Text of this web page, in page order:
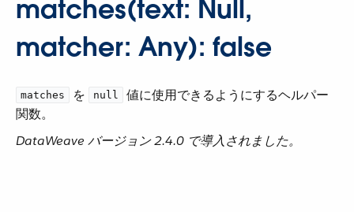
matches(text: Null,
matcher: Any): false
matches ​ を ​ null
​ 値に使用できるようにするヘルパー
関数。
DataWeave バージョン 2.4.0 で導入されました。